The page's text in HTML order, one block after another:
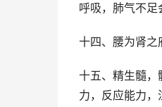
呼吸，肺气不足
十四、腰为肾之
十五、精生髓，
力，反应能力，